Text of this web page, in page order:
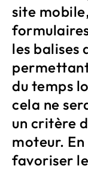
site
les balises
du temps
cela ne
un critère
moteur.
favoriser